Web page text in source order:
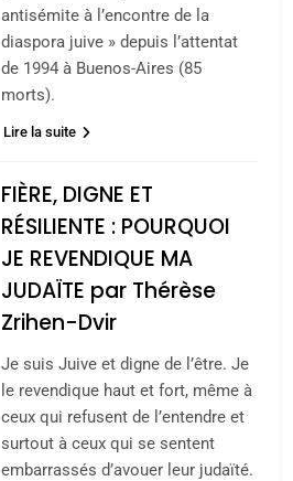
antisémite à l’encontre de la
diaspora juive » depuis l’attentat
de 1994 à Buenos-Aires (85
morts).
Lire la suite
FIÈRE, DIGNE ET
RÉSILIENTE : POURQUOI
JE REVENDIQUE MA
JUDAÏTE par Thérèse
Zrihen-Dvir
Je suis Juive et digne de l’être. Je
le revendique haut et fort, même à
ceux qui refusent de l’entendre et
surtout à ceux qui se sentent
embarrassés d’avouer leur judaïté.